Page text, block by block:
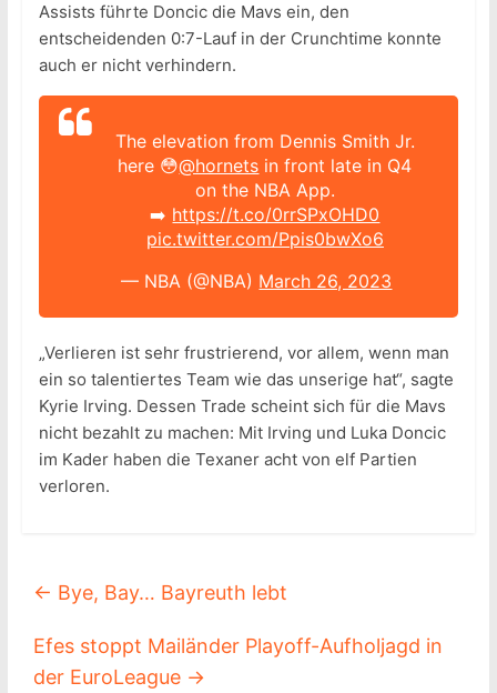
Assists führte Doncic die Mavs ein, den
entscheidenden 0:7-Lauf in der Crunchtime konnte
auch er nicht verhindern.
The elevation from Dennis Smith Jr.
here 😳@hornets in front late in Q4
on the NBA App.
➡️ https://t.co/0rrSPxOHD0
pic.twitter.com/Ppis0bwXo6
— NBA (@NBA) March 26, 2023
„Verlieren ist sehr frustrierend, vor allem, wenn man
ein so talentiertes Team wie das unserige hat“, sagte
Kyrie Irving. Dessen Trade scheint sich für die Mavs
nicht bezahlt zu machen: Mit Irving und Luka Doncic
im Kader haben die Texaner acht von elf Partien
verloren.
← Bye, Bay… Bayreuth lebt
Efes stoppt Mailänder Playoff-Aufholjagd in
der EuroLeague →